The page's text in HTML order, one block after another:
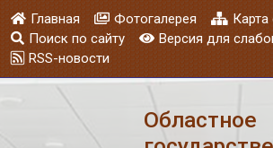
Главная Фотогалерея
Карта
Поиск по сайту
Версия для
RSS-новости
Областное